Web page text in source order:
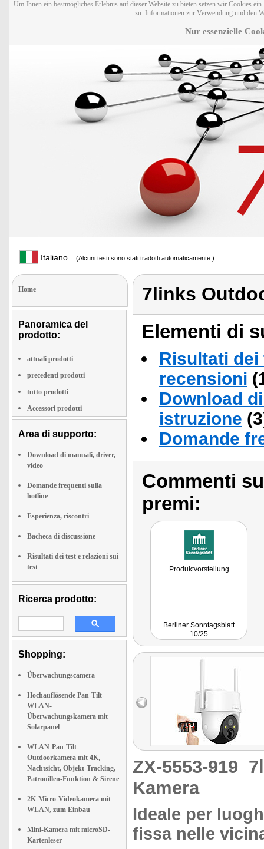
Um Ihnen ein bestmögliches Erlebnis auf dieser Website zu bieten setzen wir Cookies
zu. Informationen zur Verwendung und den
Nur essenzielle
Italiano (Alcuni testi sono stati tradotti automaticamente.)
Home
Panoramica del
prodotto:
attuali prodotti
precedenti prodotti
tutto prodotti
Accessori prodotti
Area di supporto:
Download di manuali, driver,
video
Domande frequenti sulla
hotline
Esperienza, riscontri
Bacheca di discussione
Risultati dei test e relazioni sui
test
Ricerca prodotto:
Shopping:
Überwachungscamera
Hochauflösende Pan-Tilt-
WLAN-
Überwachungskamera mit
Solarpanel
WLAN-Pan-Tilt-
Outdoorkamera mit 4K,
Nachtsicht, Objekt-Tracking,
Patrouillen-Funktion & Sirene
2K-Micro-Videokamera mit
WLAN, zum Einbau
Mini-Kamera mit microSD-
Kartenleser
7links
Elementi di
Risultati
recensioni
Download
istruzione
Domande
Commenti
premi:
Produktvorstellung
Berliner Sonntagsblatt
10/25
ZX-5553-919
Kamera
Ideale per
fissa nelle